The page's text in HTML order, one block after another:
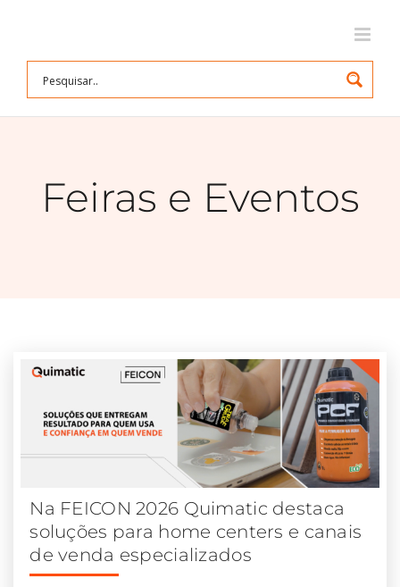
conteúdo
Feiras e Eventos
Na FEICON 2026 Quimatic destaca
soluções para home centers e canais
de venda especializados